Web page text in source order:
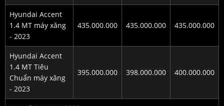
Hyundai Accent
1.4 MT máy xăng
- 2023
435.000.000 435.000.000 435.000.000
Hyundai Accent
1.4 MT Tiêu
Chuẩn máy xăng
- 2023
395.000.000 398.000.000 400.000.000